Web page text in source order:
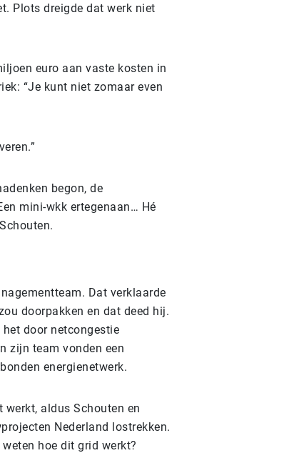
Plots dreigde dat werk niet
euro aan vaste kosten in
“Je kunt niet zomaar even
begon, de
mini-wkk ertegenaan… Hé
Dat verklaarde
doorpakken en dat deed hij.
door netcongestie
zijn team vonden een
energienetwerk.
aldus Schouten en
Nederland lostrekken.
hoe dit grid werkt?